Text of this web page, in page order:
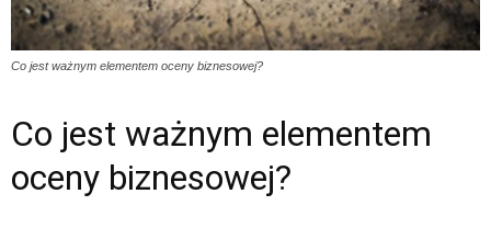
Co jest ważnym elementem oceny biznesowej?
Co jest ważnym elementem
oceny biznesowej?